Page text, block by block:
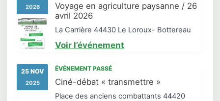
2026
Voyage en agriculture paysanne / 26
avril 2026
La Carrière 44430 Le Loroux- Bottereau
Voir l’événement
25 NOV
2025
ÉVÉNEMENT PASSÉ
Ciné-débat « transmettre »
Place des anciens combattants 44420